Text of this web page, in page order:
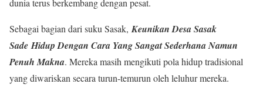
dunia terus berkembang dengan pesat.
Sebagai bagian dari suku Sasak,Keunikan Desa Sasak
Sade Hidup Dengan Cara Yang Sangat Sederhana Namun
Penuh Makna. Mereka masih mengikuti pola hidup tradisional
yang diwariskan secara turun-temurun oleh leluhur mereka.